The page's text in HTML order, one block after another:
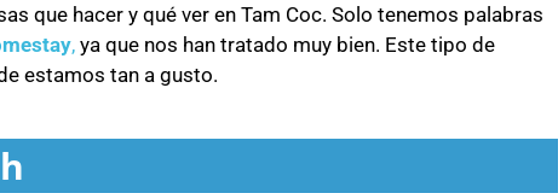
que hacer y qué ver en Tam Coc. Solo tenemos palabras
,ya que nos han tratado muy bien. Este tipo de
estamos tan a gusto.